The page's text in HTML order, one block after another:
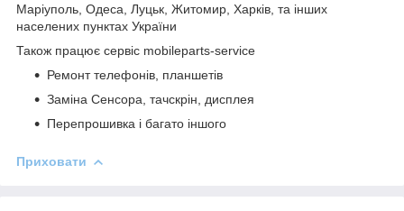
Маріуполь, Одеса, Луцьк, Житомир, Харків, та інших
населених пунктах України
Також працює сервіс mobileparts-service
Ремонт телефонів, планшетів
Заміна Сенсора, тачскрін, дисплея
Перепрошивка і багато іншого
Приховати